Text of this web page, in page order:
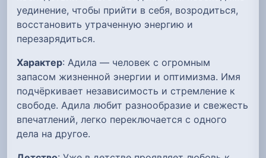
уединение, чтобы прийти в себя, возродиться,
восстановить утраченную энергию и
перезарядиться.
Характер: Адила — человек с огромным
запасом жизненной энергии и оптимизма. Имя
подчёркивает независимость и стремление к
свободе. Адила любит разнообразие и свежесть
впечатлений, легко переключается с одного
дела на другое.